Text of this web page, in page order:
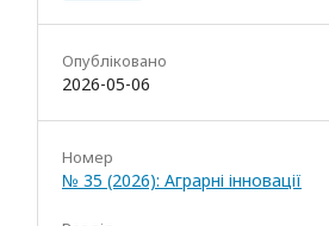
Опубліковано
2026-05-06
Номер
№ 35 (2026): Аграрні інновації